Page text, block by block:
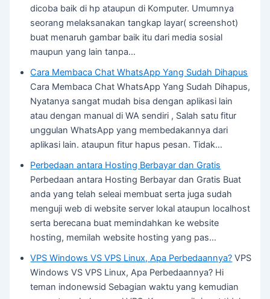
dicoba baik di hp ataupun di Komputer. Umumnya
seorang melaksanakan tangkap layar( screenshot)
buat menaruh gambar baik itu dari media sosial
maupun yang lain tanpa…
Cara Membaca Chat WhatsApp Yang Sudah Dihapus
Cara Membaca Chat WhatsApp Yang Sudah Dihapus,
Nyatanya sangat mudah bisa dengan aplikasi lain
atau dengan manual di WA sendiri , Salah satu fitur
unggulan WhatsApp yang membedakannya dari
aplikasi lain. ataupun fitur hapus pesan. Tidak…
Perbedaan antara Hosting Berbayar dan Gratis
Perbedaan antara Hosting Berbayar dan Gratis Buat
anda yang telah seleai membuat serta juga sudah
menguji web di website server lokal ataupun localhost
serta berecana buat memindahkan ke website
hosting, memilah website hosting yang pas…
VPS Windows VS VPS Linux, Apa Perbedaannya? VPS
Windows VS VPS Linux, Apa Perbedaannya? Hi
teman indonewsid Sebagian waktu yang kemudian